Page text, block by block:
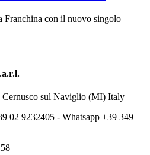
Franchina con il nuovo singolo
Cernusco sul Naviglio (MI) Italy
02 9232405 - Whatsapp +39 349